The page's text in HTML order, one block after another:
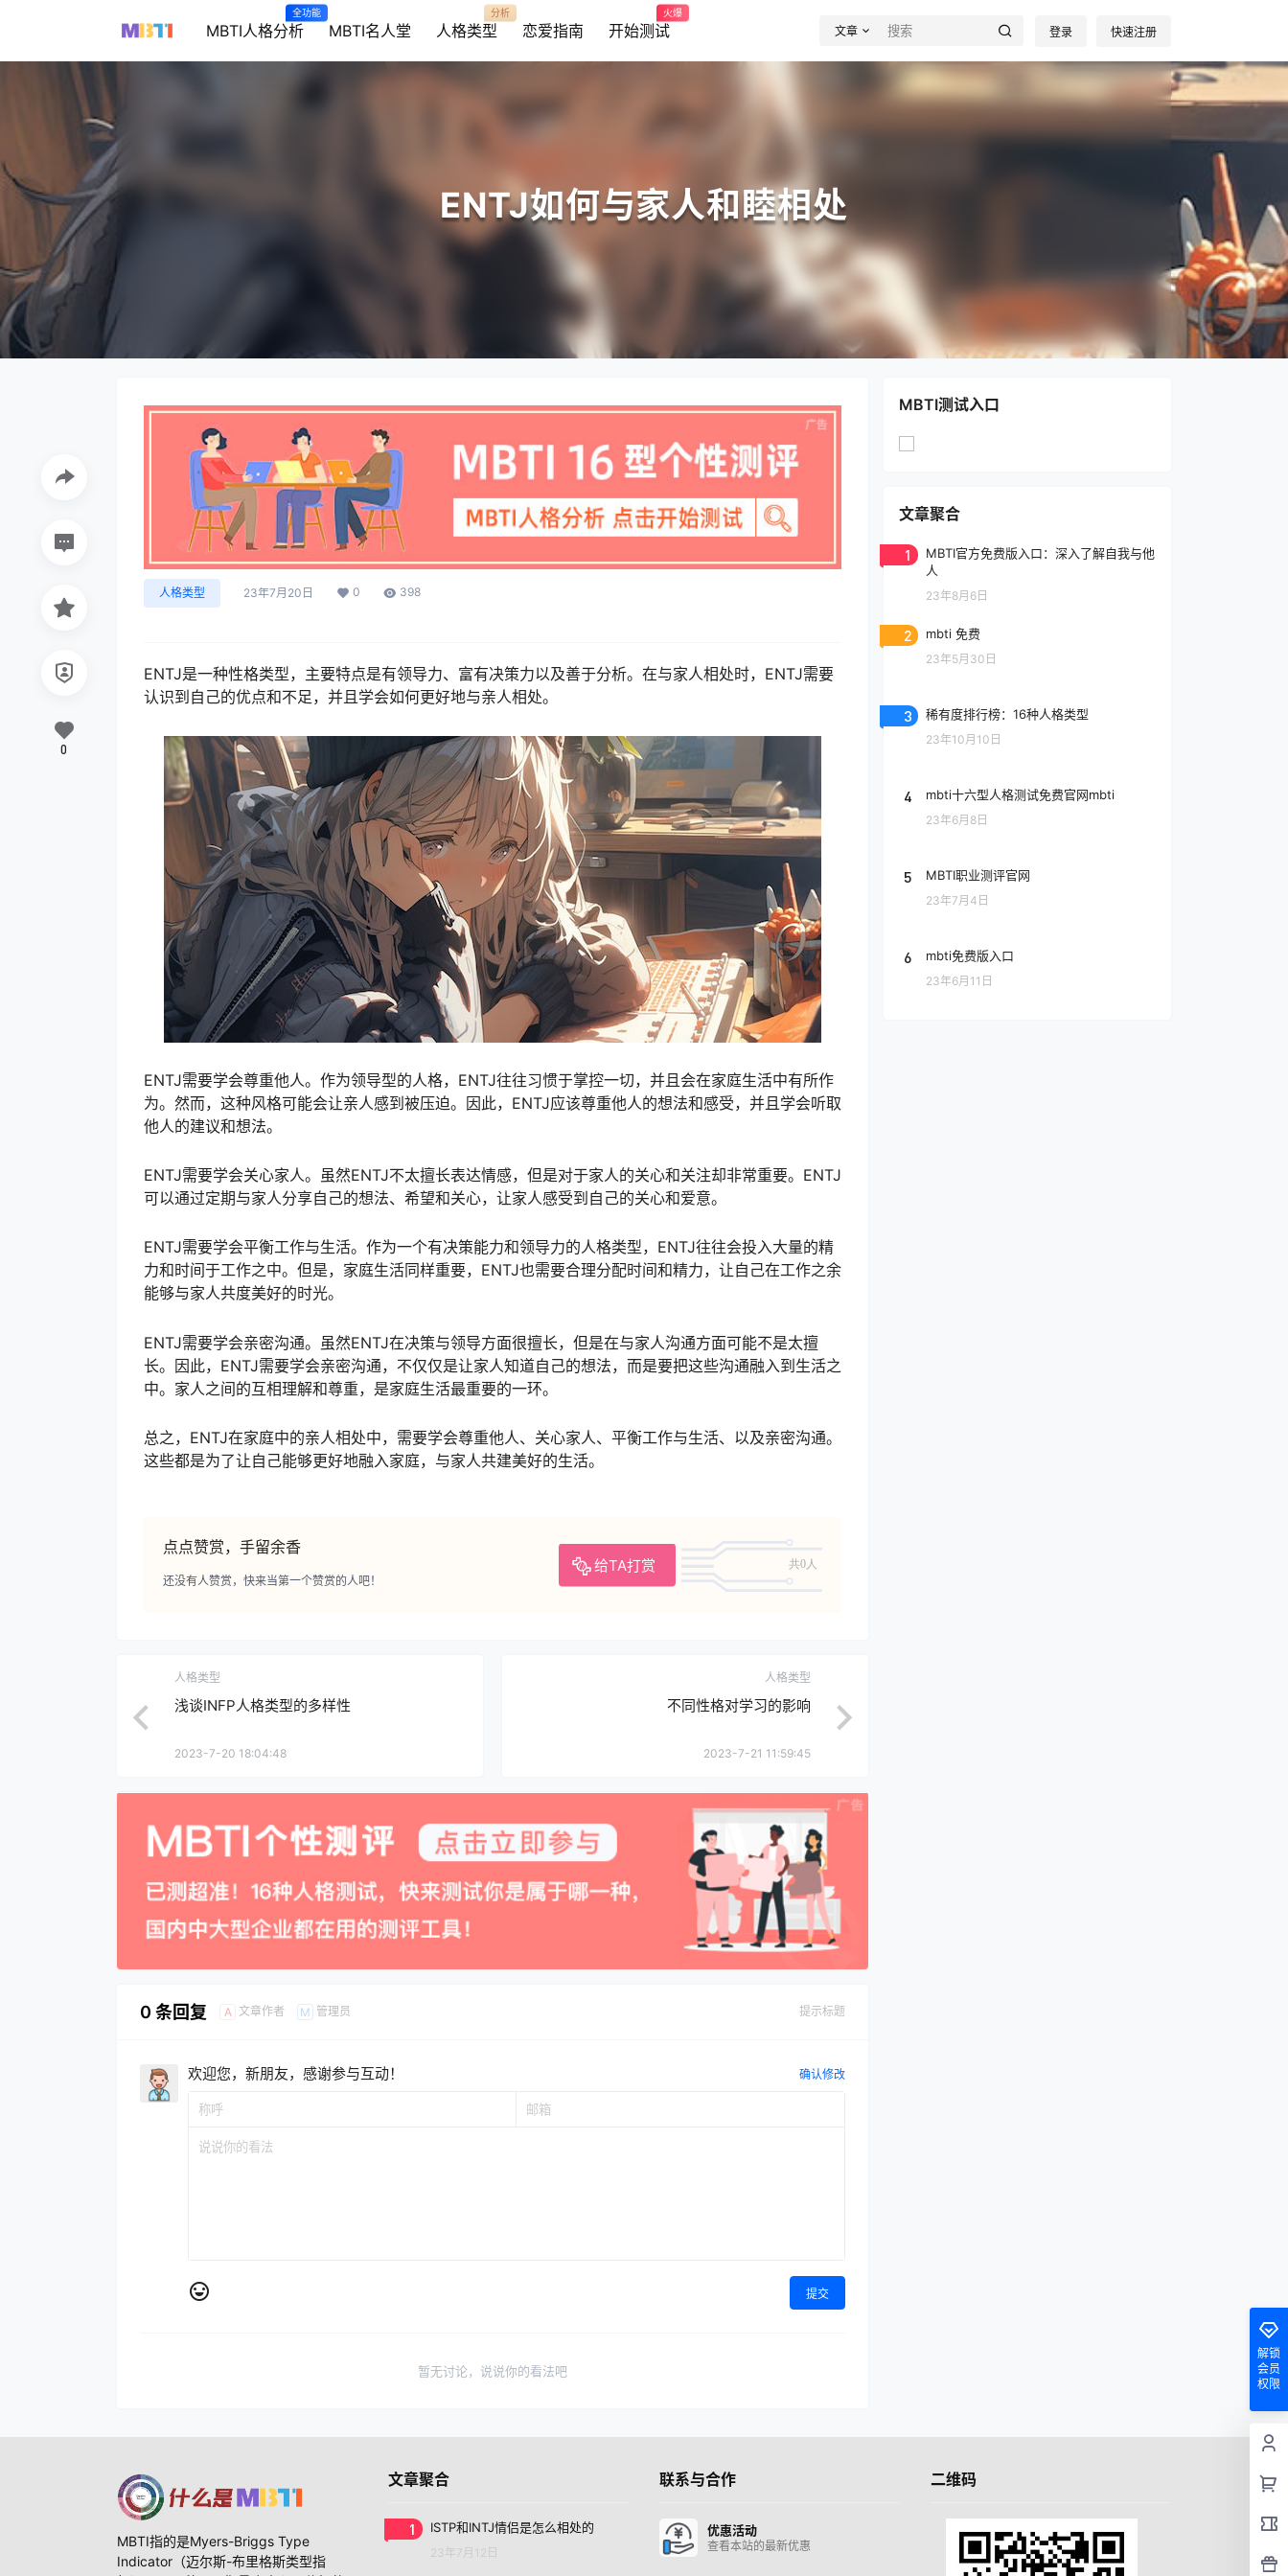
MBTI人格分析
全功能
MBTI名人堂 人格类型
分析
恋爱指南 开始测试
火爆
文章 登录 快速注册
ENTJ如何与家人和睦相处
人格类型 23年7月20日 0 398
ENTJ是一种性格类型，主要特点是有领导力、富有决策力以及善于分析。在与家人相处时，ENTJ需要
认识到自己的优点和不足，并且学会如何更好地与亲人相处。
ENTJ需要学会尊重他人。作为领导型的人格，ENTJ往往习惯于掌控一切，并且会在家庭生活中有所作
为。然而，这种风格可能会让亲人感到被压迫。因此，ENTJ应该尊重他人的想法和感受，并且学会听取
他人的建议和想法。
ENTJ需要学会关心家人。虽然ENTJ不太擅长表达情感，但是对于家人的关心和关注却非常重要。ENTJ
可以通过定期与家人分享自己的想法、希望和关心，让家人感受到自己的关心和爱意。
ENTJ需要学会平衡工作与生活。作为一个有决策能力和领导力的人格类型，ENTJ往往会投入大量的精
力和时间于工作之中。但是，家庭生活同样重要，ENTJ也需要合理分配时间和精力，让自己在工作之余
能够与家人共度美好的时光。
ENTJ需要学会亲密沟通。虽然ENTJ在决策与领导方面很擅长，但是在与家人沟通方面可能不是太擅
长。因此，ENTJ需要学会亲密沟通，不仅仅是让家人知道自己的想法，而是要把这些沟通融入到生活之
中。家人之间的互相理解和尊重，是家庭生活最重要的一环。
总之，ENTJ在家庭中的亲人相处中，需要学会尊重他人、关心家人、平衡工作与生活、以及亲密沟通。
这些都是为了让自己能够更好地融入家庭，与家人共建美好的生活。
点点赞赏，手留余香
给TA打赏 共0人
还没有人赞赏，快来当第一个赞赏的人吧！
0
人格类型
浅谈INFP人格类型的多样性
2023-7-20 18:04:48
人格类型
不同性格对学习的影响
2023-7-21 11:59:45
0 条回复 A 文章作者 M 管理员 提示标题
欢迎您，新朋友，感谢参与互动！ 确认修改
提交
暂无讨论，说说你的看法吧
MBTI测试入口
文章聚合
1
MBTI官方免费版入口：深入了解自我与他
人
23年8月6日
2 mbti 免费
23年5月30日
3 稀有度排行榜：16种人格类型
23年10月10日
4 mbti十六型人格测试免费官网mbti
23年6月8日
5 MBTI职业测评官网
23年7月4日
6 mbti免费版入口
23年6月11日
解锁
会员
权限
MBTI指的是Myers-Briggs Type
Indicator（迈尔斯-布里格斯类型指
文章聚合
1 ISTP和INTJ情侣是怎么相处的
23年7月12日
联系与合作
优惠活动
查看本站的最新优惠
二维码